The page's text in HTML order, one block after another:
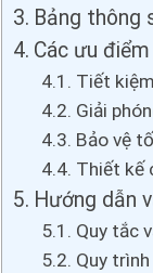
Bảng thông
Các ưu
Tiết
Giải
Bảo vệ
Thiết kế
Hướng dẫn
Quy tắc
Quy